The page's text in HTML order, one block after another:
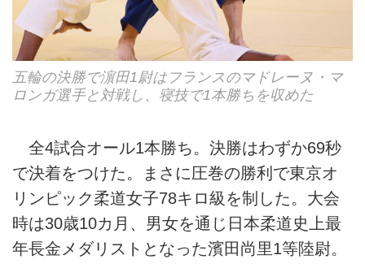
五輪の決勝で濵田1尉はフランスのマドレーヌ・マ
ロンガ選手と対戦し、寝技で1本勝ちを収めた
全4試合オール1本勝ち。決勝はわずか69秒
で決着をつけた。まさに圧巻の勝利で東京オ
リンピック柔道女子78キロ級を制した。大会
時は30歳10カ月、男女を通じ日本柔道史上最
年長金メダリストとなった濱田尚里1等陸尉。